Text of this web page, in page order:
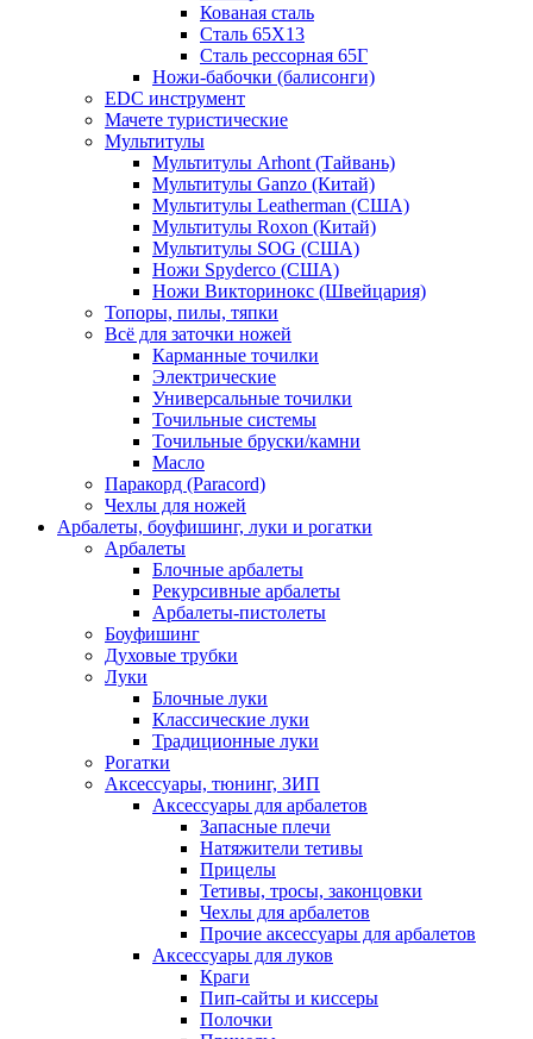
Кованая сталь
Сталь 65Х13
Сталь рессорная 65Г
Ножи-бабочки (балисонги)
EDC инструмент
Мачете туристические
Мультитулы
Мультитулы Arhont (Тайвань)
Мультитулы Ganzo (Китай)
Мультитулы Leatherman (США)
Мультитулы Roxon (Китай)
Мультитулы SOG (США)
Ножи Spyderco (США)
Ножи Викторинокс (Швейцария)
Топоры, пилы, тяпки
Всё для заточки ножей
Карманные точилки
Электрические
Универсальные точилки
Точильные системы
Точильные бруски/камни
Масло
Паракорд (Paracord)
Чехлы для ножей
Арбалеты, боуфишинг, луки и рогатки
Арбалеты
Блочные арбалеты
Рекурсивные арбалеты
Арбалеты-пистолеты
Боуфишинг
Духовые трубки
Луки
Блочные луки
Классические луки
Традиционные луки
Рогатки
Аксессуары, тюнинг, ЗИП
Аксессуары для арбалетов
Запасные плечи
Натяжители тетивы
Прицелы
Тетивы, тросы, законцовки
Чехлы для арбалетов
Прочие аксессуары для арбалетов
Аксессуары для луков
Краги
Пип-сайты и киссеры
Полочки